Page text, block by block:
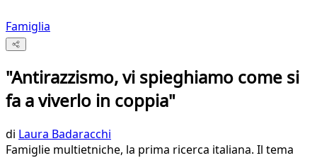
Famiglia
"Antirazzismo, vi spieghiamo come si
fa a viverlo in coppia"
di Laura Badaracchi
Famiglie multietniche, la prima ricerca italiana. Il tema